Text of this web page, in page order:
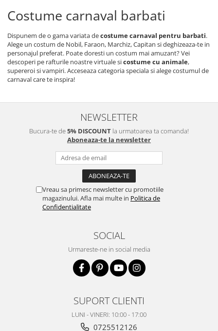
Costume carnaval barbati
Dispunem de o gama variata decostume carnaval pentru barbati.
Alege un costum de Nobil, Faraon, Marchiz, Capitan si deghizeaza-te in
personajul preferat. Poate doresti un costum mai amuzant? Vei
descoperi pe rafturile noastre virtuale sicostume cu animale,
supereroi si vampiri. Acceseaza categoria speciala si alege costumul de
carnaval care te inspira!
NEWSLETTER
Bucura-te de5% DISCOUNT la urmatoarea ta comanda!
Aboneaza-te la newsletter
Vreau sa primesc newsletter cu promotiile
magazinului. Afla mai multe in Politica de
Confidentialitate
SOCIAL
Urmareste-ne in social media
SUPORT CLIENTI
LUNI - VINERI: 10:00 - 17:00
0725512126